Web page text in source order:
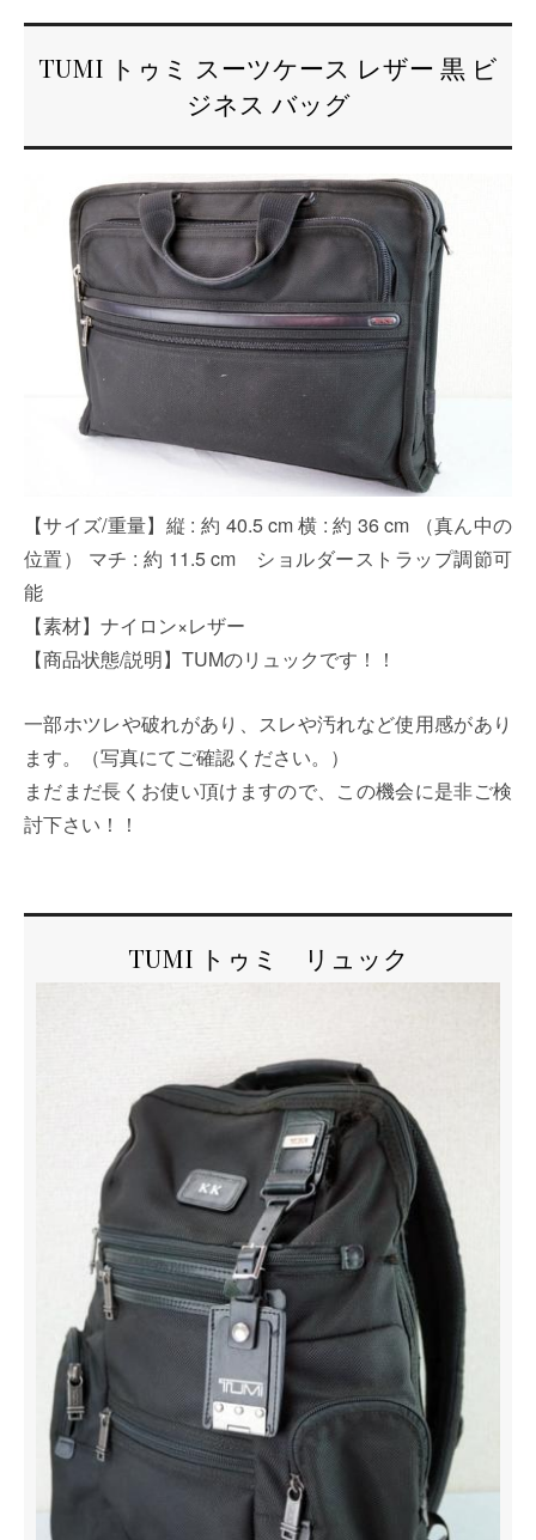
TUMI トゥミ スーツケース レザー 黒 ビ
ジネス バッグ
【サイズ/重量】縦 : 約 40.5 cm 横 : 約 36 cm （真ん中の
位置） マチ : 約 11.5 cm ショルダーストラップ調節可
能
【素材】ナイロン×レザー
【商品状態/説明】TUMのリュックです！！
一部ホツレや破れがあり、スレや汚れなど使用感があり
ます。（写真にてご確認ください。）
まだまだ長くお使い頂けますので、この機会に是非ご検
討下さい！！
TUMI トゥミ リュック